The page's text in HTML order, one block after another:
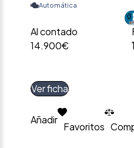
Automática
Al contado
14.900€
Ver ficha
Añadir
Favoritos